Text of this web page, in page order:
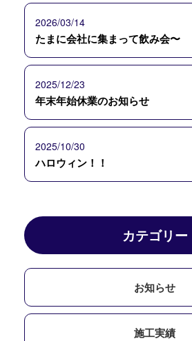
2026/03/14
たまに会社に集まって飲み会〜
2025/12/23
年末年始休業のお知らせ
2025/10/30
ハロウィン！！
カテゴリー
お知らせ
施工実績